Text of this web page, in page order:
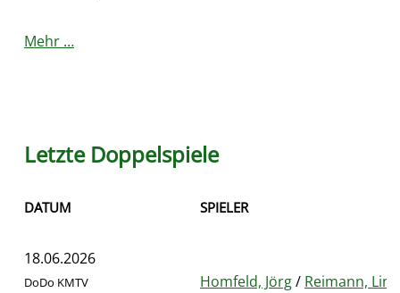
Mehr …
Letzte Doppelspiele
DATUM SPIELER
18.06.2026
DoDo KMTV
Homfeld, Jörg/ Reimann,